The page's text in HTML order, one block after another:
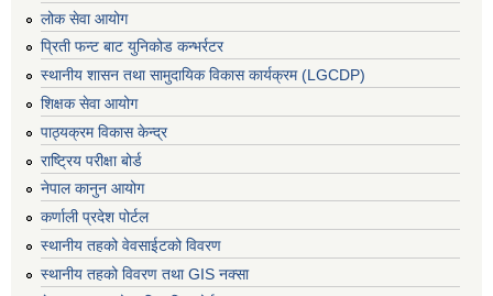
लोक सेवा आयोग
प्रिती फन्ट बाट युनिकोड कन्भर्रटर
स्थानीय शासन तथा सामुदायिक विकास कार्यक्रम (LGCDP)
शिक्षक सेवा आयोग
पाठ्यक्रम विकास केन्द्र
राष्ट्रिय परीक्षा बोर्ड
नेपाल कानुन आयोग
कर्णाली प्रदेश पोर्टल
स्थानीय तहको वेवसाईटको विवरण
स्थानीय तहको विवरण तथा GIS नक्सा